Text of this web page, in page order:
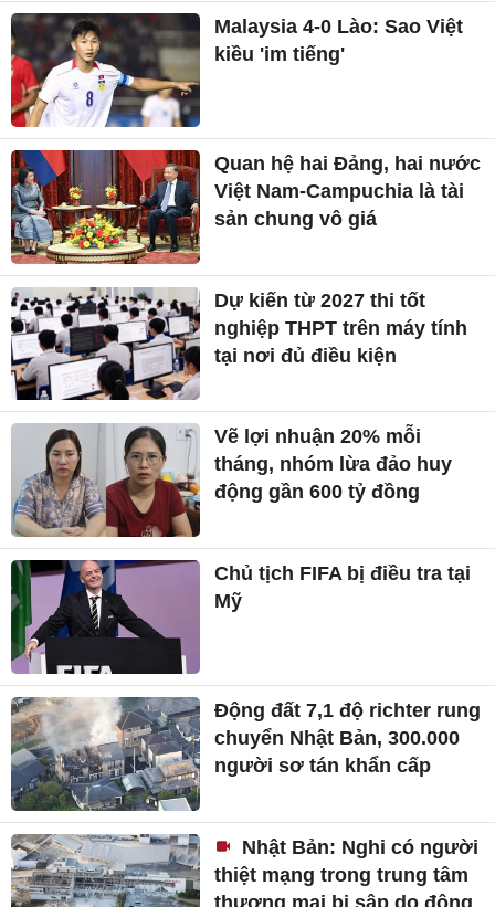
Malaysia 4-0 Lào: Sao Việt
kiều 'im tiếng'
Quan hệ hai Đảng, hai nước
Việt Nam-Campuchia là tài
sản chung vô giá ​
Dự kiến từ 2027 thi tốt
nghiệp THPT trên máy tính
tại nơi đủ điều kiện
Vẽ lợi nhuận 20% mỗi
tháng, nhóm lừa đảo huy
động gần 600 tỷ đồng
Chủ tịch FIFA bị điều tra tại
Mỹ
Động đất 7,1 độ richter rung
chuyển Nhật Bản, 300.000
người sơ tán khẩn cấp
Nhật Bản: Nghi có người
thiệt mạng trong trung tâm
thương mại bị sập do động